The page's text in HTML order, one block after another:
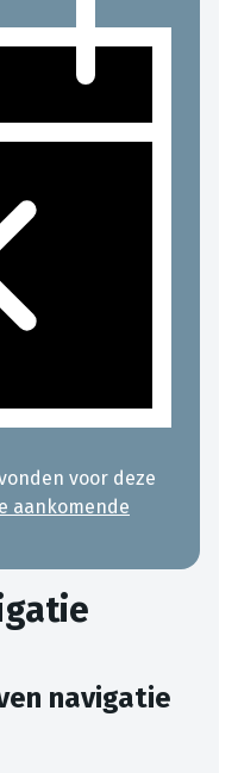
voor deze
aankomende
navigatie